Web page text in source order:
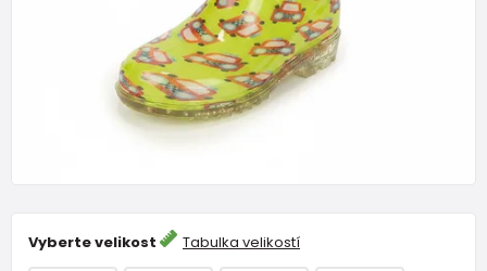
Vyberte velikost Tabulka velikostí